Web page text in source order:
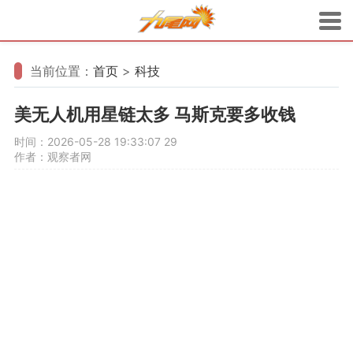
当前位置： 首页 > 科技
美无人机用星链太多 马斯克要多收钱
时间：2026-05-28 19:33:07 29
作者：观察者网